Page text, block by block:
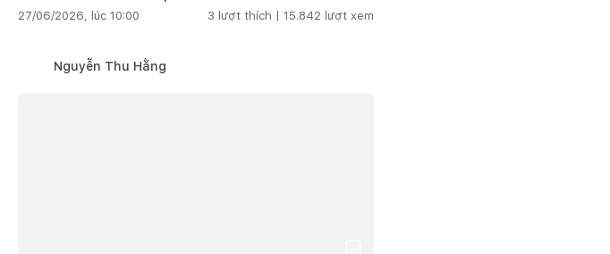
27/06/2026, lúc 10:00 3 lượt thích | 15.842 lượt xem
Nguyễn Thu Hằng